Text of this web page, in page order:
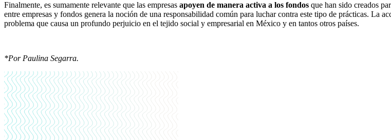
Finalmente, es sumamente relevante que las empresas apoyen de manera activa a los fondos que han sido creados
entre empresas y fondos genera la noción de una responsabilidad común para luchar contra este tipo de prácticas. La
problema que causa un profundo perjuicio en el tejido social y empresarial en México y en tantos otros países.
*Por Paulina Segarra.